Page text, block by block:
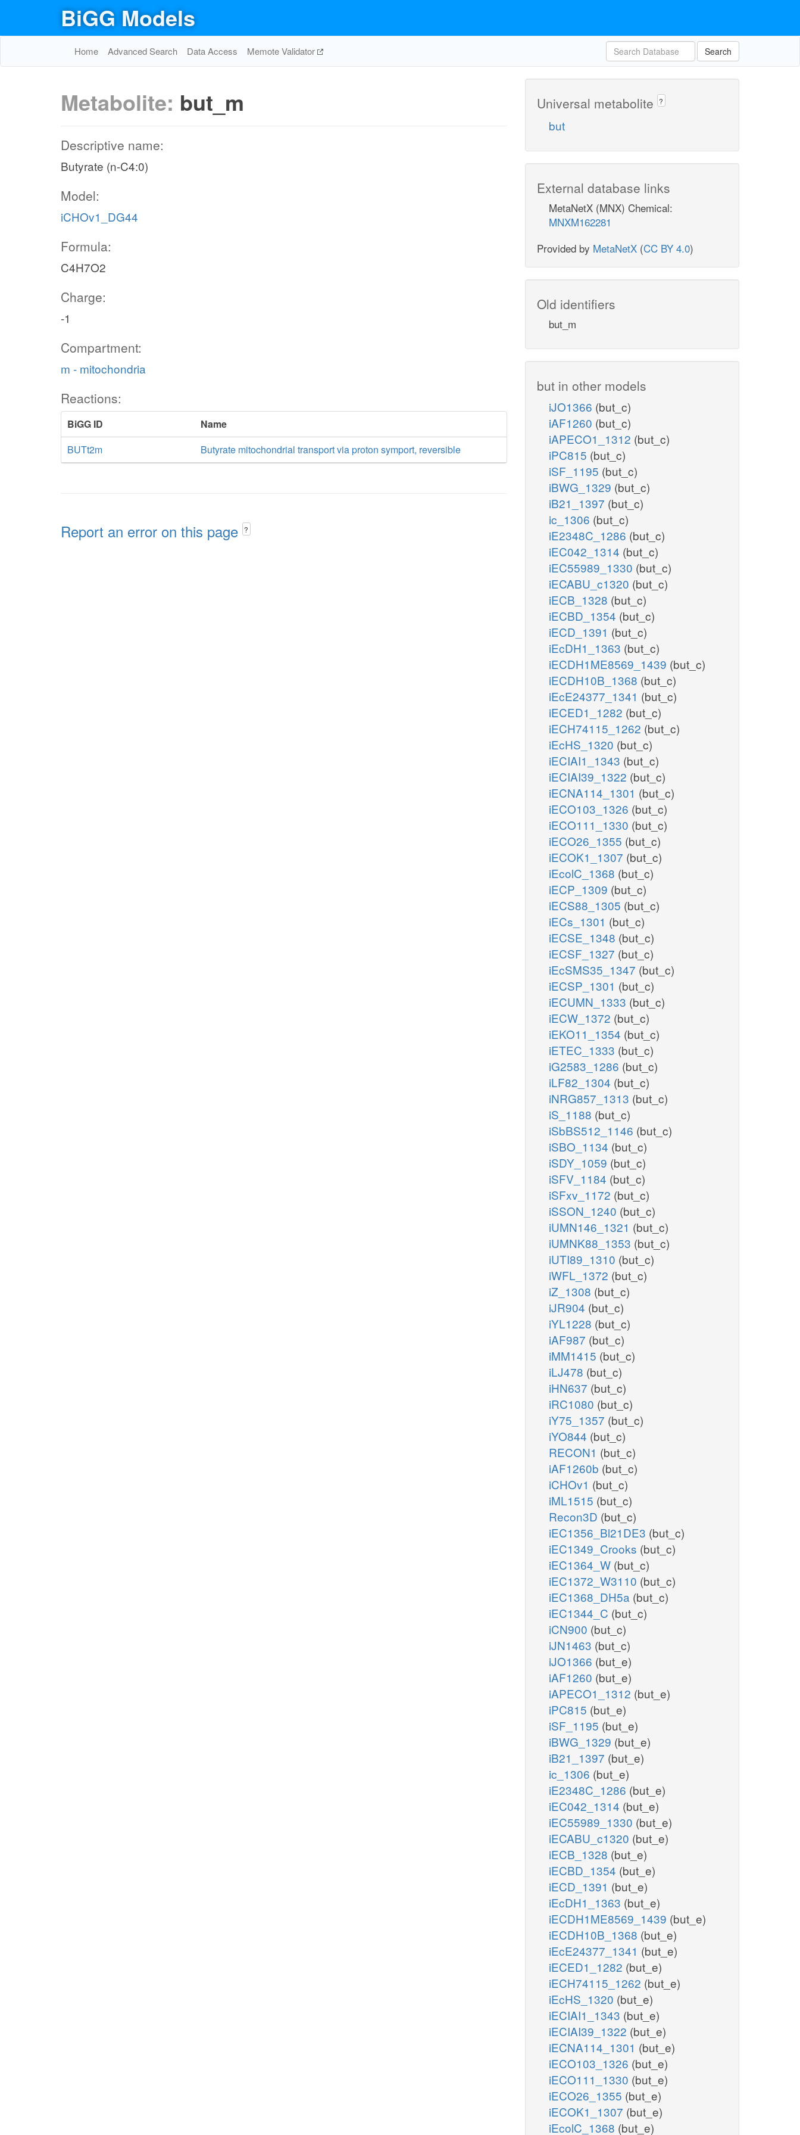
BiGG Models
Home Advanced Search Data Access Memote Validator Search
Metabolite: but_m
Descriptive name:
Butyrate (n-C4:0)
Model:
iCHOv1_DG44
Formula:
C4H7O2
Charge:
-1
Compartment:
m - mitochondria
Reactions:
BiGG ID
Name
BUTt2m
Butyrate mitochondrial transport via proton symport, reversible
Report an error on this page ?
Universal metabolite ?
but
External database links
MetaNetX (MNX) Chemical:
MNXM162281
Provided by MetaNetX (CC BY 4.0)
Old identifiers
but_m
but in other models
iJO1366 (but_c)
iAF1260 (but_c)
iAPECO1_1312 (but_c)
iPC815 (but_c)
iSF_1195 (but_c)
iBWG_1329 (but_c)
iB21_1397 (but_c)
ic_1306 (but_c)
iE2348C_1286 (but_c)
iEC042_1314 (but_c)
iEC55989_1330 (but_c)
iECABU_c1320 (but_c)
iECB_1328 (but_c)
iECBD_1354 (but_c)
iECD_1391 (but_c)
iEcDH1_1363 (but_c)
iECDH1ME8569_1439 (but_c)
iECDH10B_1368 (but_c)
iEcE24377_1341 (but_c)
iECED1_1282 (but_c)
iECH74115_1262 (but_c)
iEcHS_1320 (but_c)
iECIAI1_1343 (but_c)
iECIAI39_1322 (but_c)
iECNA114_1301 (but_c)
iECO103_1326 (but_c)
iECO111_1330 (but_c)
iECO26_1355 (but_c)
iECOK1_1307 (but_c)
iEcolC_1368 (but_c)
iECP_1309 (but_c)
iECS88_1305 (but_c)
iECs_1301 (but_c)
iECSE_1348 (but_c)
iECSF_1327 (but_c)
iEcSMS35_1347 (but_c)
iECSP_1301 (but_c)
iECUMN_1333 (but_c)
iECW_1372 (but_c)
iEKO11_1354 (but_c)
iETEC_1333 (but_c)
iG2583_1286 (but_c)
iLF82_1304 (but_c)
iNRG857_1313 (but_c)
iS_1188 (but_c)
iSbBS512_1146 (but_c)
iSBO_1134 (but_c)
iSDY_1059 (but_c)
iSFV_1184 (but_c)
iSFxv_1172 (but_c)
iSSON_1240 (but_c)
iUMN146_1321 (but_c)
iUMNK88_1353 (but_c)
iUTI89_1310 (but_c)
iWFL_1372 (but_c)
iZ_1308 (but_c)
iJR904 (but_c)
iYL1228 (but_c)
iAF987 (but_c)
iMM1415 (but_c)
iLJ478 (but_c)
iHN637 (but_c)
iRC1080 (but_c)
iY75_1357 (but_c)
iYO844 (but_c)
RECON1 (but_c)
iAF1260b (but_c)
iCHOv1 (but_c)
iML1515 (but_c)
Recon3D (but_c)
iEC1356_Bl21DE3 (but_c)
iEC1349_Crooks (but_c)
iEC1364_W (but_c)
iEC1372_W3110 (but_c)
iEC1368_DH5a (but_c)
iEC1344_C (but_c)
iCN900 (but_c)
iJN1463 (but_c)
iJO1366 (but_e)
iAF1260 (but_e)
iAPECO1_1312 (but_e)
iPC815 (but_e)
iSF_1195 (but_e)
iBWG_1329 (but_e)
iB21_1397 (but_e)
ic_1306 (but_e)
iE2348C_1286 (but_e)
iEC042_1314 (but_e)
iEC55989_1330 (but_e)
iECABU_c1320 (but_e)
iECB_1328 (but_e)
iECBD_1354 (but_e)
iECD_1391 (but_e)
iEcDH1_1363 (but_e)
iECDH1ME8569_1439 (but_e)
iECDH10B_1368 (but_e)
iEcE24377_1341 (but_e)
iECED1_1282 (but_e)
iECH74115_1262 (but_e)
iEcHS_1320 (but_e)
iECIAI1_1343 (but_e)
iECIAI39_1322 (but_e)
iECNA114_1301 (but_e)
iECO103_1326 (but_e)
iECO111_1330 (but_e)
iECO26_1355 (but_e)
iECOK1_1307 (but_e)
iEcolC_1368 (but_e)